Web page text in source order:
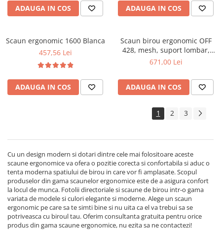
ADAUGA IN COS ADAUGA IN COS
Scaun ergonomic 1600 Blanca
457,56 Lei
ADAUGA IN COS
Scaun birou ergonomic OFF
428, mesh, suport lombar,
tetiera, mecanism multiblock,
671,00 Lei
ADAUGA IN COS
1 2 3
Cu un design modern si dotari dintre cele mai folositoare aceste
scaune ergonomice va ofera o pozitie corecta si confortabila si aduc o
tenta moderna spatiului de birou in care vor fi amplasate. Scopul
produselor din gama scaunelor ergonomice este de a asigura confort
la locul de munca. Fotolii directoriale si scaune de birou intr-o gama
variata de modele si culori elegante si moderne. Alege un scaun
ergonomic pe care sa te simti bine si nu uita ca el va trebui sa se
potriveasca cu biroul tau. Oferim consultanta gratuita pentru orice
produs din gama scaune ergonomice, nu ezita sa ne contactezi!